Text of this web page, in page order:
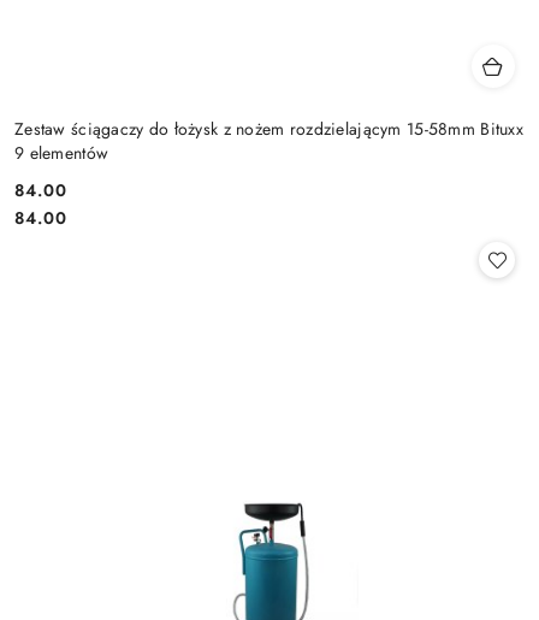
Zestaw ściągaczy do łożysk z nożem rozdzielającym 15-58mm Bituxx
9 elementów
Cena:
84.00
Cena:
84.00